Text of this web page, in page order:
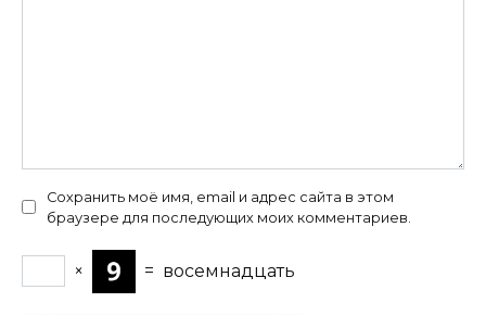
Сохранить моё имя, email и адрес сайта в этом
браузере для последующих моих комментариев.
× = восемнадцать